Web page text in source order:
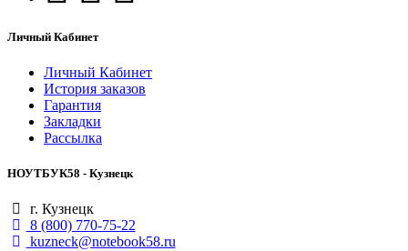
Личный Кабинет
Личный Кабинет
История заказов
Гарантия
Закладки
Рассылка
НОУТБУК58 - Кузнецк
г. Кузнецк
8 (800) 770-75-22
kuzneck@notebook58.ru